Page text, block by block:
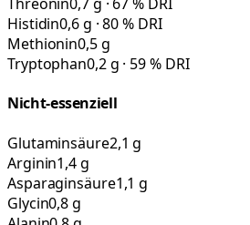
Histidin0,6 g · 80 % DRI
Methionin0,5 g
Tryptophan0,2 g · 59 % DRI
Nicht-essenziell
Glutaminsäure2,1 g
Arginin1,4 g
Asparaginsäure1,1 g
Glycin0,8 g